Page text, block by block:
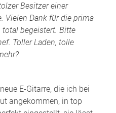
Besitzer einer
Vielen Dank für die prima
begeistert. Bitte
Toller Laden, tolle
E-Gitarre, die ich bei
angekommen, in top